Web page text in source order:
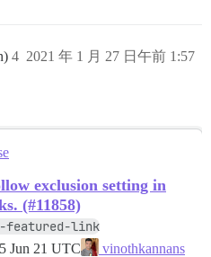
2021 年 1 月 27 日午前 1:57
4
exclusion setting in
(#11858)
featured-link
Jun 21 UTC
vinothkannans